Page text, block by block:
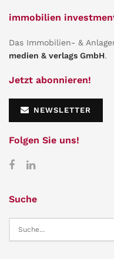
immobilien
Das Immobilien- &
medien & verlags GmbH.
Jetzt abonnieren!
NEWSLETTER
Folgen Sie uns!
Suche